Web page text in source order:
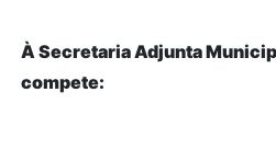
À Secretaria Adjunta
compete: